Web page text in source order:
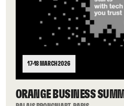
17–18 MARCH 2026
ORANGE BUSINESS